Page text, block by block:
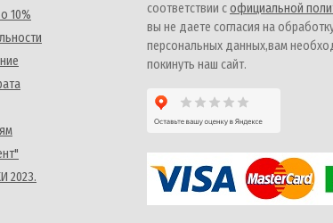
10%
2023.
соответствии софициальной
вы не даете согласия на
персональных данных,вам
покинуть наш сайт.